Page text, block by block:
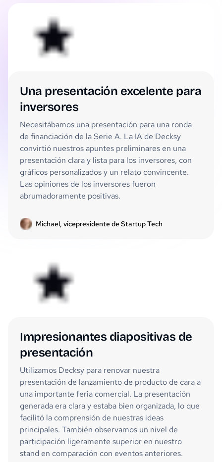
Una presentación excelente para
inversores
Necesitábamos una presentación para una ronda
de financiación de la Serie A. La IA de Decksy
convirtió nuestros apuntes preliminares en una
presentación clara y lista para los inversores, con
gráficos personalizados y un relato convincente.
Las opiniones de los inversores fueron
abrumadoramente positivas.
Michael, vicepresidente de Startup Tech
Impresionantes diapositivas de
presentación
Utilizamos Decksy para renovar nuestra
presentación de lanzamiento de producto de cara a
una importante feria comercial. La presentación
generada era clara y estaba bien organizada, lo que
facilitó la comprensión de nuestras ideas
principales. También observamos un nivel de
participación ligeramente superior en nuestro
stand en comparación con eventos anteriores.